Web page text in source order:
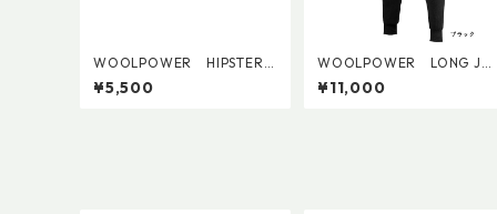
WOOLPOWER HIPSTERS
LITE (W's)
¥5,500
WOOLPOWER LONG JO
HNS 200
¥11,000